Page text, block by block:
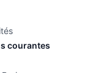
courantes